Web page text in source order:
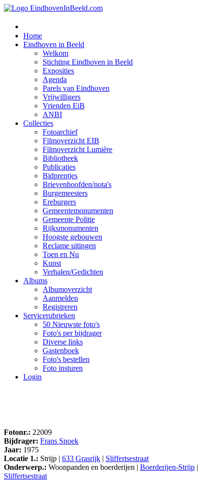
Home
Eindhoven in Beeld
Welkom
Stichting Eindhoven in Beeld
Exposities
Agenda
Parels van Eindhoven
Vrijwilligers
Vrienden EiB
ANBI
Collecties
Fotoarchief
Filmoverzicht EIB
Filmoverzicht Lumière
Bibliotheek
Publicaties
Bidprentjes
Brievenhoofden/nota's
Burgemeesters
Ereburgers
Gemeentemonumenten
Gemeente Politie
Rijksmonumenten
Hoogste gebouwen
Reclame uitingen
Toen en Nu
Kunst
Verhalen/Gedichten
Albums
Albumoverzicht
Aanmelden
Registreren
Servicerubrieken
50 Nieuwste foto's
Foto's per bijdrager
Diverse links
Gastenboek
Foto's bestellen
Foto insturen
Login
Fotonr.: 22009
Bijdrager: Frans Snoek
Jaar: 1975
Locatie 1.: Strijp | 633 Grasrijk | Sliffertsestraat
Onderwerp.: Woonpanden en boerderijen | Boerderijen-Strijp |
Sliffertsestraat